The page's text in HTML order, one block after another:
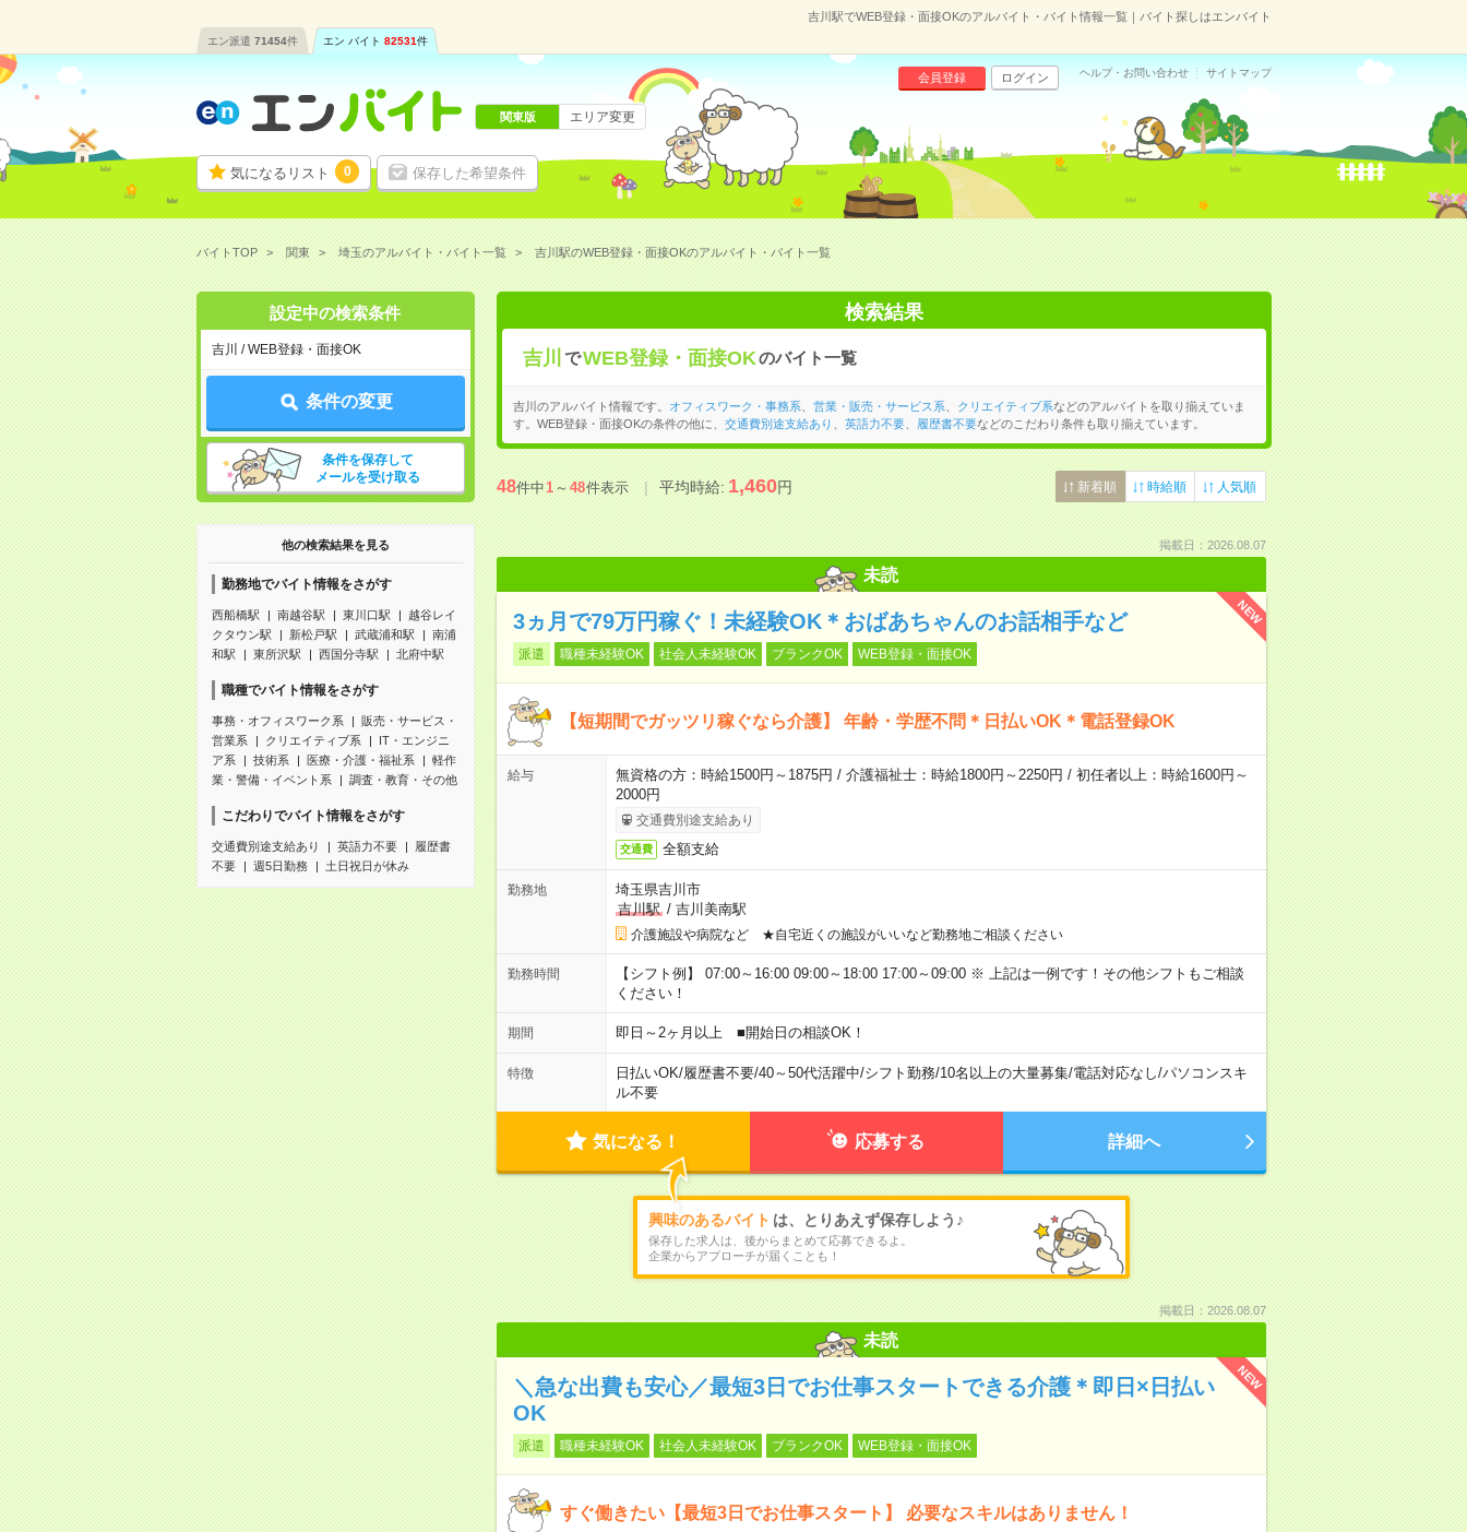
吉川駅でWEB登録・面接OKのアルバイト・バイト情報一覧｜バイト探しはエンバイト
エン派遣 71454件 エン バイト 82531件
気になるリスト 0 保存した希望条件
会員登録 ログイン ヘルプ・お問い合わせ サイトマップ
関東版 エリア変更
バイトTOP 関東 埼玉のアルバイト・バイト一覧 吉川駅のWEB登録・面接OKのアルバイト・バイト一覧
設定中の検索条件
吉川 / WEB登録・面接OK
条件の変更
条件を保存して
メールを受け取る
他の検索結果を見る
勤務地でバイト情報をさがす
西船橋駅 南越谷駅 東川口駅
越谷レイ
クタウン駅
新松戸駅 武蔵浦和駅
南浦
和駅
東所沢駅 西国分寺駅 北府中駅
職種でバイト情報をさがす
事務・オフィスワーク系
販売・サービス・
営業系
クリエイティブ系
IT・エンジニ
ア系
技術系 医療・介護・福祉系
軽作
業・警備・イベント系
調査・教育・その他
こだわりでバイト情報をさがす
交通費別途支給あり 英語力不要
履歴書
不要
週5日勤務 土日祝日が休み
検索結果
吉川 でWEB登録・面接OKのバイト一覧
吉川のアルバイト情報です。 オフィスワーク・事務系 営業・販売・サービス系 クリエイティブ系などのアルバイトを取り揃えていま
す。WEB登録・面接OKの条件の他に、 交通費別途支給あり 英語力不要、 履歴書不要などのこだわり条件も取り揃えています。
48件中1～48件表示 平均時給:1,460円 新着順 時給順 人気順
掲載日：2026.08.07
未読
NEW
3ヵ月で79万円稼ぐ！未経験OK＊おばあちゃんのお話相手など
派遣 職種未経験OK 社会人未経験OK ブランクOK WEB登録・面接OK
【短期間でガッツリ稼ぐなら介護】 年齢・学歴不問＊日払いOK＊電話登録OK
給与
無資格の方：時給1500円～1875円 / 介護福祉士：時給1800円～2250円 / 初任者以上：時給1600円～
2000円
交通費別途支給あり
交通費 全額支給
勤務地
埼玉県吉川市
吉川駅/ 吉川美南駅
介護施設や病院など ★自宅近くの施設がいいなど勤務地ご相談ください
勤務時間
【シフト例】 07:00～16:00 09:00～18:00 17:00～09:00 ※ 上記は一例です！その他シフトもご相談
ください！
期間 即日～2ヶ月以上 ■開始日の相談OK！
特徴 日払いOK/履歴書不要/40～50代活躍中/シフト勤務/10名以上の大量募集/電話対応なし/パソコンスキ
ル不要
気になる！ 応募する 詳細へ
興味のあるバイト は、とりあえず保存しよう♪
保存した求人は、後からまとめて応募できるよ。
企業からアプローチが届くことも！
掲載日：2026.08.07
未読
NEW
＼急な出費も安心／最短3日でお仕事スタートできる介護＊即日×日払い
OK
派遣 職種未経験OK 社会人未経験OK ブランクOK WEB登録・面接OK
すぐ働きたい【最短3日でお仕事スタート】 必要なスキルはありません！